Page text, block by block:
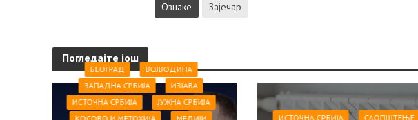
Ознаке Зајечар
Погледајте још
БЕОГРАД
ВОЈВОДИНА
ЗАПАДНА СРБИЈА
ИЗЈАВА
ИСТОЧНА СРБИЈА
ЈУЖНА СРБИЈА
ИСТОЧНА СРБИЈА САОПШТЕЊE